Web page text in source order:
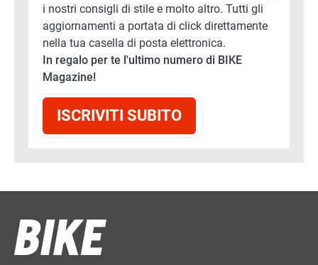
i nostri consigli di stile e molto altro. Tutti gli
aggiornamenti a portata di click direttamente
nella tua casella di posta elettronica.
In regalo per te l'ultimo numero di BIKE
Magazine!
ISCRIVITI SUBITO